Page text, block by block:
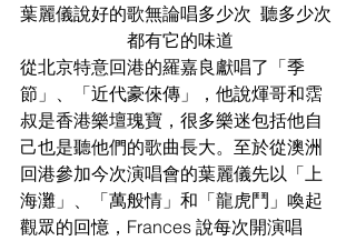
葉麗儀說好的歌無論唱多少次  聽多少次
都有它的味道
從北京特意回港的羅嘉良獻唱了「季
節」、「近代豪倈傳」，他說煇哥和霑
叔是香港樂壇瑰寶，很多樂迷包括他自
己也是聽他們的歌曲長大。至於從澳洲
回港參加今次演唱會的葉麗儀先以「上
海灘」、「萬般情」和「龍虎鬥」喚起
觀眾的回憶，Frances 說每次開演唱